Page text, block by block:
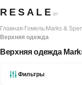
RESALE BY
Главная/Гомель/Marks &
Верхняя одежда
Верхняя одежда
Фильтры